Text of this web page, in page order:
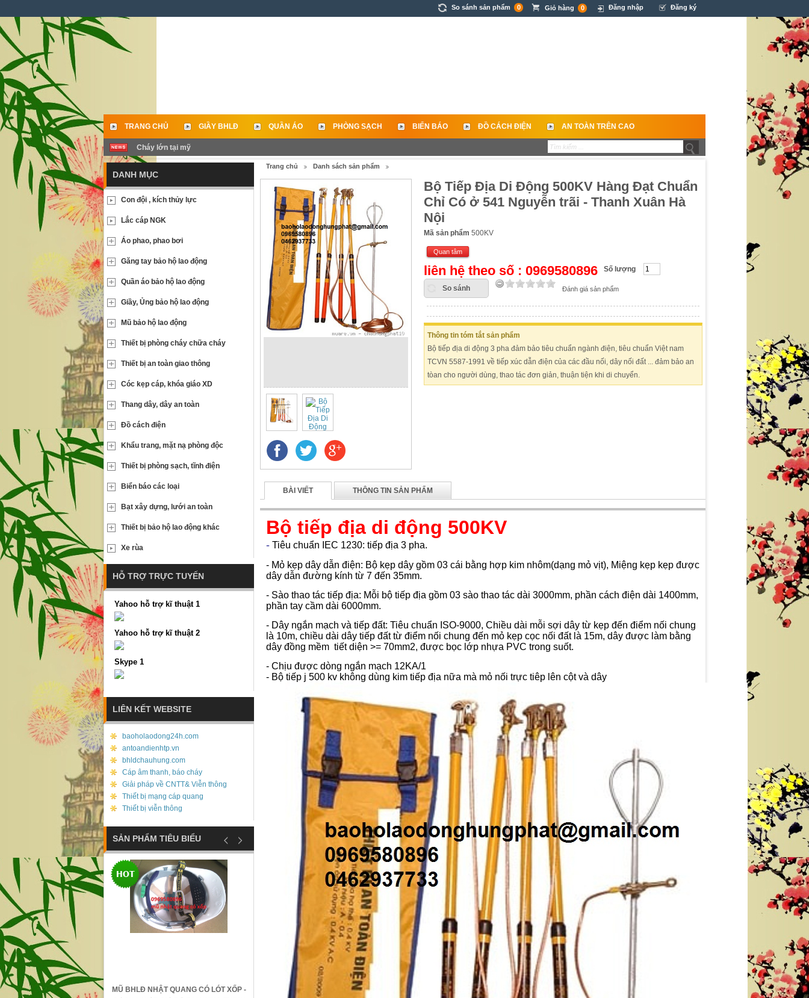
So sánh sản phẩm 0 Giỏ hàng 0 Đăng nhập Đăng ký
TRANG CHỦ GIẦY BHLĐ QUẦN ÁO PHÒNG SẠCH BIỂN BÁO ĐỒ CÁCH ĐIỆN AN TOÀN TRÊN CAO
LIÊN HỆ
Cháy lớn tại mỹ
Trang chủ Danh sách sản phẩm
Bộ Tiếp Địa Di Động 500KV Hàng Đạt Chuẩn
Chỉ Có ở 541 Nguyễn trãi - Thanh Xuân Hà
Nội
Mã sản phẩm 500KV
Quan tâm
liên hệ theo số : 0969580896 Số lượng
So sánh Đánh giá sản phẩm
Thông tin tóm tắt sản phẩm
Bộ tiếp địa di động 3 pha đảm bảo tiêu chuẩn ngành điện, tiêu chuẩn Việt nam
TCVN 5587-1991 về tiếp xúc dẫn điện của các đầu nối, dây nối đất ... đảm bảo an
tòan cho người dùng, thao tác đơn giản, thuận tiện khi di chuyển.
BÀI VIẾT THÔNG TIN SẢN PHẨM
Bộ tiếp địa di động 500KV
- Tiêu chuẩn IEC 1230: tiếp địa 3 pha.
- Mỏ kẹp dây dẫn điện: Bộ kẹp dây gồm 03 cái bằng hợp kim nhôm(dạng mỏ vịt), Miệng kẹp kẹp được
dây dẫn đường kính từ 7 đến 35mm.
- Sào thao tác tiếp địa: Mỗi bộ tiếp địa gồm 03 sào thao tác dài 3000mm, phần cách điện dài 1400mm,
phần tay cầm dài 6000mm.
- Dây ngắn mạch và tiếp đất: Tiêu chuẩn ISO-9000, Chiều dài mỗi sợi dây từ kẹp đến điểm nối chung
là 10m, chiều dài dây tiếp đất từ điểm nối chung đến mỏ kẹp cọc nối đất là 15m, dây được làm bằng
dây đồng mềm tiết diện >= 70mm2, được bọc lớp nhựa PVC trong suốt.
- Chịu được dòng ngắn mạch 12KA/1
- Bộ tiếp j 500 kv không dùng kim tiếp địa nữa mà mỏ nối trực tiêp lên cột và dây
DANH MỤC
Con đội , kích thủy lực
Lắc cáp NGK
Áo phao, phao bơi
Găng tay bảo hộ lao động
Quần áo bảo hộ lao động
Giầy, Ủng bảo hộ lao động
Mũ bảo hộ lao động
Thiết bị phòng cháy chữa cháy
Thiết bị an toàn giao thông
Cóc kẹp cáp, khóa giáo XD
Thang dây, dây an toàn
Đồ cách điện
Khẩu trang, mặt nạ phòng độc
Thiết bị phòng sạch, tĩnh điện
Biển báo các loại
Bạt xây dựng, lưới an toàn
Thiết bị bảo hộ lao động khác
Xe rùa
HỖ TRỢ TRỰC TUYẾN
Yahoo hỗ trợ kĩ thuật 1
Yahoo hỗ trợ kĩ thuật 2
Skype 1
LIÊN KẾT WEBSITE
baoholaodong24h.com
antoandienhtp.vn
bhldchauhung.com
Cáp âm thanh, báo cháy
Giải pháp về CNTT& Viễn thông
Thiết bị mạng cáp quang
Thiết bị viễn thông
SẢN PHẨM TIÊU BIỂU
TRƯỢT SAFETTYMAN -
MŨ BHLĐ NHẬT QUANG CÓ LÓT XỐP -
GỜ GIẢM TỐC BẰNG THÉP ĐÚC
BIỂN BÁO CÔNG TRƯỜNG ĐANG THI
GĂNG TAY CHỐNG AXIT MÀU ĐEN DÀI
GĂNG TAY CÁCH ĐIỆN 35 KV